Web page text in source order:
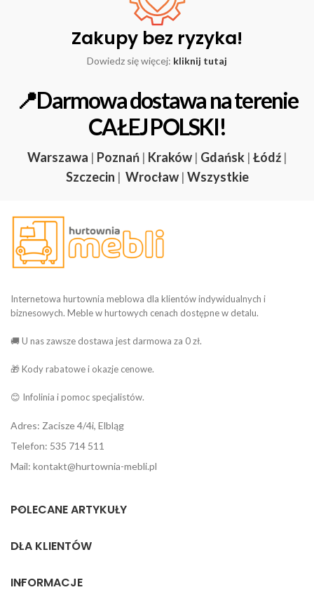
Zakupy bez ryzyka!
Dowiedz się więcej: kliknij tutaj
📍Darmowa dostawa na terenie
CAŁEJ POLSKI!
Warszawa | Poznań | Kraków | Gdańsk | Łódź |
Szczecin | Wrocław | Wszystkie
Internetowa hurtownia meblowa dla klientów indywidualnych i
biznesowych. Meble w hurtowych cenach dostępne w detalu.
🚚 U nas zawsze dostawa jest darmowa za 0 zł.
🎁 Kody rabatowe i okazje cenowe.
😊 Infolinia i pomoc specjalistów.
Adres: Zacisze 4/4i, Elbląg
Telefon: 535 714 511
Mail: kontakt@hurtownia-mebli.pl
POLECANE ARTYKUŁY
DLA KLIENTÓW
INFORMACJE